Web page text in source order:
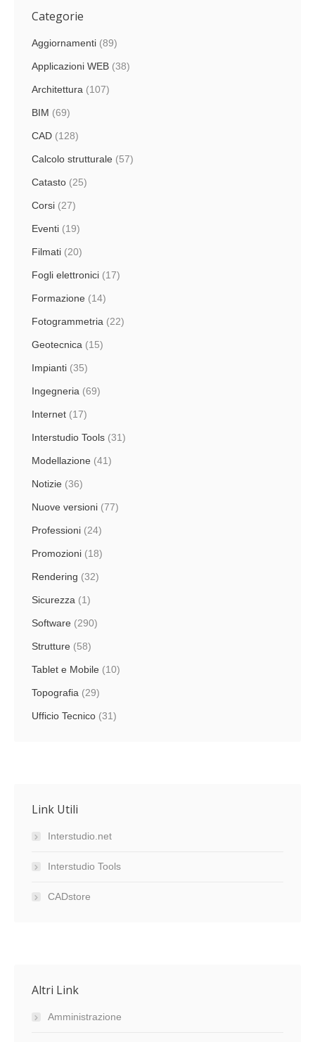
Categorie
Aggiornamenti (89)
Applicazioni WEB (38)
Architettura (107)
BIM (69)
CAD (128)
Calcolo strutturale (57)
Catasto (25)
Corsi (27)
Eventi (19)
Filmati (20)
Fogli elettronici (17)
Formazione (14)
Fotogrammetria (22)
Geotecnica (15)
Impianti (35)
Ingegneria (69)
Internet (17)
Interstudio Tools (31)
Modellazione (41)
Notizie (36)
Nuove versioni (77)
Professioni (24)
Promozioni (18)
Rendering (32)
Sicurezza (1)
Software (290)
Strutture (58)
Tablet e Mobile (10)
Topografia (29)
Ufficio Tecnico (31)
Link Utili
Interstudio.net
Interstudio Tools
CADstore
Altri Link
Amministrazione